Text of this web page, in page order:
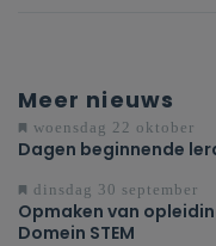
Meer nieuws
woensdag 22 oktober
Dagen beginnende
dinsdag 30 september
Opmaken van
Domein STEM